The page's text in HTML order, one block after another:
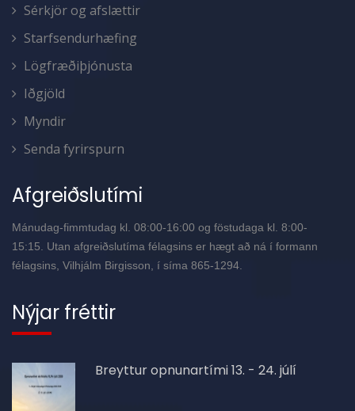
Sérkjör og afslættir
Starfsendurhæfing
Lögfræðiþjónusta
Iðgjöld
Myndir
Senda fyrirspurn
Afgreiðslutími
Mánudag-fimmtudag kl. 08:00-16:00 og föstudaga kl. 8:00-
15:15. Utan afgreiðslutíma félagsins er hægt að ná í formann
félagsins, Vilhjálm Birgisson, í síma 865-1294.
Nýjar fréttir
Breyttur opnunartími 13. - 24. júlí